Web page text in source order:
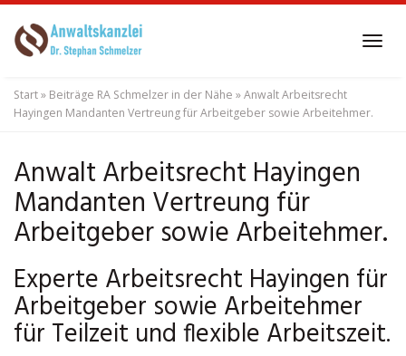
to
content
Start» Beiträge RA Schmelzer in der Nähe »Anwalt Arbeitsrecht
Hayingen Mandanten Vertreung für Arbeitgeber sowie Arbeitehmer.
Anwalt Arbeitsrecht Hayingen
Mandanten Vertreung für
Arbeitgeber sowie Arbeitehmer.
Experte Arbeitsrecht Hayingen für
Arbeitgeber sowie Arbeitehmer
für Teilzeit und flexible Arbeitszeit.